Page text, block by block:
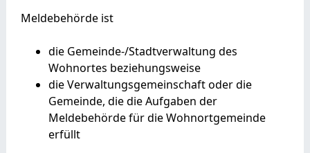
Meldebehörde ist
die Gemeinde-/Stadtverwaltung des
Wohnortes beziehungsweise
die Verwaltungsgemeinschaft oder die
Gemeinde, die die Aufgaben der
Meldebehörde für die Wohnortgemeinde
erfüllt